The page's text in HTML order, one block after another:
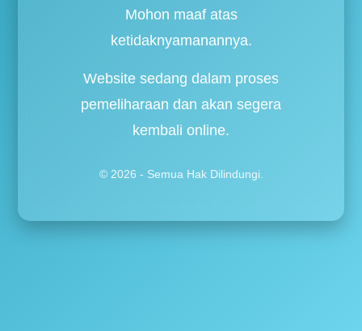
Mohon maaf atas
ketidaknyamanannya.
Website sedang dalam proses
pemeliharaan dan akan segera
kembali online.
© 2026 - Semua Hak Dilindungi.